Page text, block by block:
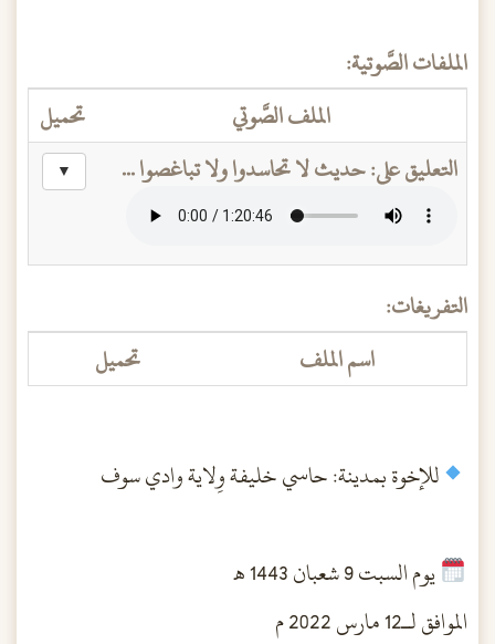
الملفات الصَّوتية:
الملف الصَّوتي
تحميل
التعليق على: حديث لا تحاسدوا ولا تباغصوا ...
▼
التفريغات:
اسم الملف
تحميل
للإخوة بمدينة: حاسي خليفة وِلاية وادي سوف
يوم السبت 9 شعبان 1443 هـ
الموافق لـ12 مارس 2022 م